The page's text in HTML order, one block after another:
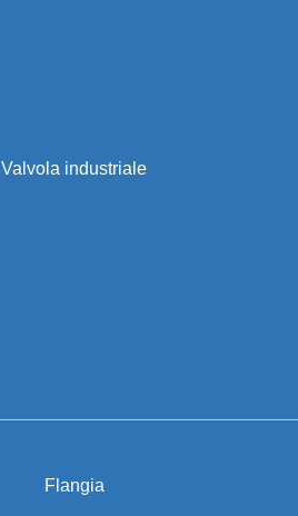
Valvola industriale
Flangia